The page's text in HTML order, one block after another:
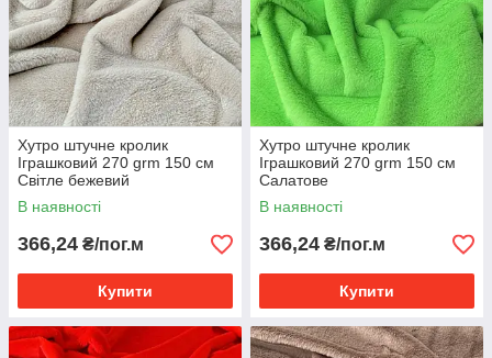
Хутро штучне кролик
Іграшковий 270 grm 150 см
Світле бежевий
В наявності
366,24 ₴/пог.м
Купити
Хутро штучне кролик
Іграшковий 270 grm 150 см
Салатове
В наявності
366,24 ₴/пог.м
Купити